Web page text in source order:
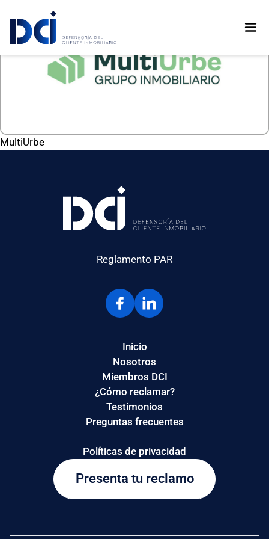
MultiUrbe
Reglamento PAR
Presenta tu reclamo
Inicio
Nosotros
Miembros DCI
¿Cómo reclamar?
Testimonios
Preguntas frecuentes
Políticas de privacidad